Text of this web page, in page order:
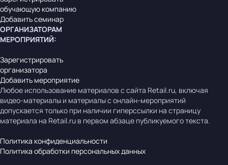
обучающую компанию
Добавить семинар
ОРГАНИЗАТОРАМ
МЕРОПРИЯТИЙ:
Зарегистрировать
организатора
Добавить мероприятие
Любое использование материалов с сайта Retail.ru, включая
видео-материалы и материалы с онлайн-мероприятий
допускается только при наличии гиперссылки на страницу
материала на Retail.ru в первом абзаце публикуемого текста.
Политика конфиденциальности
Политика обработки персональных данных